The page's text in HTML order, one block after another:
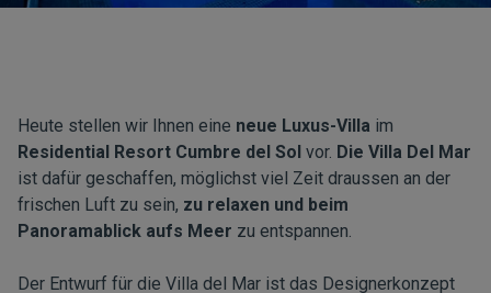
Heute stellen wir Ihnen eine neue Luxus-Villa im
Residential Resort Cumbre del Sol vor. Die Villa Del Mar
ist dafür geschaffen, möglichst viel Zeit draussen an der
frischen Luft zu sein, zu relaxen und beim
Panoramablick aufs Meer zu entspannen.
Der Entwurf für die Villa del Mar ist das Designerkonzept